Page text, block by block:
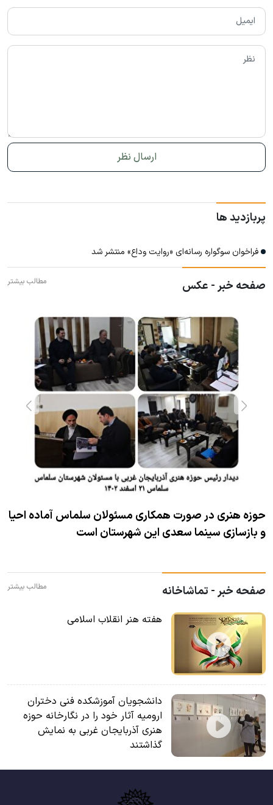
پربازدید ها
فراخوان سوگواره رسانه‌ای «روایت وداع» منتشر شد
صفحه خبر - عکس مطالب بیشتر
حوزه هنری در صورت همکاری مسئولان سلماس آماده احیا
و بازسازی سینما سعدی این شهرستان است
صفحه خبر - تماشاخانه مطالب بیشتر
هفته هنر انقلاب اسلامی
دانشجویان آموزشکده فنی دختران
ارومیه آثار خود را در نگارخانه حوزه
هنری آذربایجان غربی به نمایش
گذاشتند